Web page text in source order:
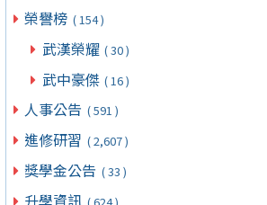
榮譽榜 ( 154 )
武漢榮耀 ( 30 )
武中豪傑 ( 16 )
人事公告 ( 591 )
進修研習 ( 2,607 )
獎學金公告 ( 33 )
升學資訊